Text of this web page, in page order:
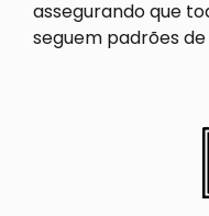
assegurando que
seguem padrões